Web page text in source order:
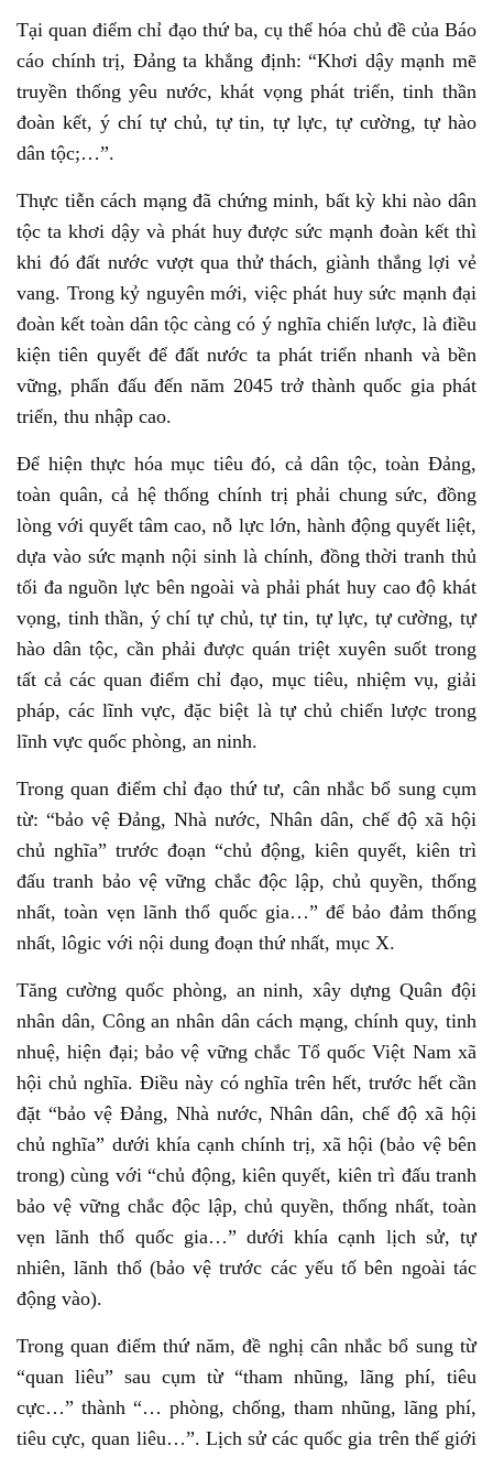
Tại quan điểm chỉ đạo thứ ba, cụ thể hóa chủ đề của Báo
cáo chính trị, Đảng ta khẳng định: “Khơi dậy mạnh mẽ
truyền thống yêu nước, khát vọng phát triển, tinh thần
đoàn kết, ý chí tự chủ, tự tin, tự lực, tự cường, tự hào
dân tộc;…”.
Thực tiễn cách mạng đã chứng minh, bất kỳ khi nào dân
tộc ta khơi dậy và phát huy được sức mạnh đoàn kết thì
khi đó đất nước vượt qua thử thách, giành thắng lợi vẻ
vang. Trong kỷ nguyên mới, việc phát huy sức mạnh đại
đoàn kết toàn dân tộc càng có ý nghĩa chiến lược, là điều
kiện tiên quyết để đất nước ta phát triển nhanh và bền
vững, phấn đấu đến năm 2045 trở thành quốc gia phát
triển, thu nhập cao.
Để hiện thực hóa mục tiêu đó, cả dân tộc, toàn Đảng,
toàn quân, cả hệ thống chính trị phải chung sức, đồng
lòng với quyết tâm cao, nỗ lực lớn, hành động quyết liệt,
dựa vào sức mạnh nội sinh là chính, đồng thời tranh thủ
tối đa nguồn lực bên ngoài và phải phát huy cao độ khát
vọng, tinh thần, ý chí tự chủ, tự tin, tự lực, tự cường, tự
hào dân tộc, cần phải được quán triệt xuyên suốt trong
tất cả các quan điểm chỉ đạo, mục tiêu, nhiệm vụ, giải
pháp, các lĩnh vực, đặc biệt là tự chủ chiến lược trong
lĩnh vực quốc phòng, an ninh.
Trong quan điểm chỉ đạo thứ tư, cân nhắc bổ sung cụm
từ: “bảo vệ Đảng, Nhà nước, Nhân dân, chế độ xã hội
chủ nghĩa” trước đoạn “chủ động, kiên quyết, kiên trì
đấu tranh bảo vệ vững chắc độc lập, chủ quyền, thống
nhất, toàn vẹn lãnh thổ quốc gia…” để bảo đảm thống
nhất, lôgic với nội dung đoạn thứ nhất, mục X.
Tăng cường quốc phòng, an ninh, xây dựng Quân đội
nhân dân, Công an nhân dân cách mạng, chính quy, tinh
nhuệ, hiện đại; bảo vệ vững chắc Tổ quốc Việt Nam xã
hội chủ nghĩa. Điều này có nghĩa trên hết, trước hết cần
đặt “bảo vệ Đảng, Nhà nước, Nhân dân, chế độ xã hội
chủ nghĩa” dưới khía cạnh chính trị, xã hội (bảo vệ bên
trong) cùng với “chủ động, kiên quyết, kiên trì đấu tranh
bảo vệ vững chắc độc lập, chủ quyền, thống nhất, toàn
vẹn lãnh thổ quốc gia…” dưới khía cạnh lịch sử, tự
nhiên, lãnh thổ (bảo vệ trước các yếu tố bên ngoài tác
động vào).
Trong quan điểm thứ năm, đề nghị cân nhắc bổ sung từ
“quan liêu” sau cụm từ “tham nhũng, lãng phí, tiêu
cực…” thành “… phòng, chống, tham nhũng, lãng phí,
tiêu cực, quan liêu…”. Lịch sử các quốc gia trên thế giới